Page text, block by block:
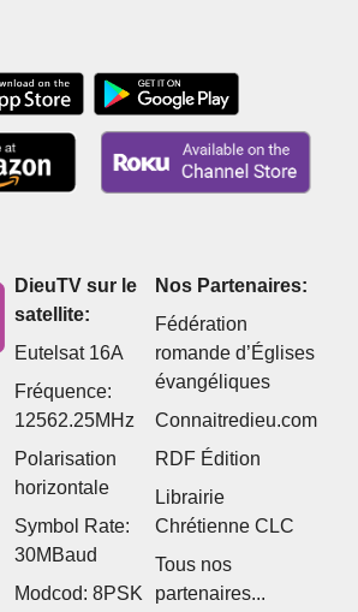
DieuTV sur le
satellite:
Eutelsat 16A
Fréquence:
12562.25MHz
Polarisation
horizontale
Symbol Rate:
30MBaud
Modcod: 8PSK
Nos Partenaires:
Fédération
romande d’Églises
évangéliques
Connaitredieu.com
RDF Édition
Librairie
Chrétienne CLC
Tous nos
partenaires...